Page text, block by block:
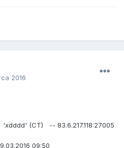
2016
(CT) -- 83.6.217.118:27005
09:50